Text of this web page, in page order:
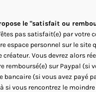
le "satisfait ou
pas satisfait(e) par votre
espace personnel sur le site
créateur. Vous devrez alors
remboursé(e) sur Paypal (si
bancaire (si vous avez payé
si vous rencontrez le